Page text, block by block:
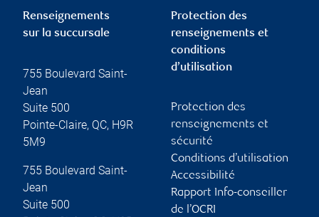
Renseignements
sur la succursale
755 Boulevard Saint-
Jean
Suite 500
Pointe-Claire, QC, H9R
5M9
755 Boulevard Saint-
Jean
Suite 500
Protection des
renseignements et
conditions
d’utilisation
Protection des
renseignements et
sécurité
Conditions d’utilisation
Accessibilité
Rapport Info-conseiller
de l’OCRI